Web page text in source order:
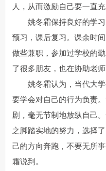
人，从而激励自己要一直
姚冬霜保持良好的学
预习，课后复习。课余时
做些兼职，参加过学校的
了很多朋友，也在协助老
姚冬霜认为，当代大
要学会对自己的行为负责
剧，毫无节制地放纵自己
之脚踏实地的努力，选择
己的方向奔跑，不要无所
霜说到。